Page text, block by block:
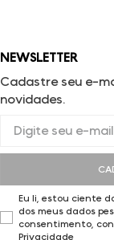
NEWSLETTER
Cadastre seu e-
novidades.
Eu li, estou ciente
dos meus dados
consentimento,
Privacidade